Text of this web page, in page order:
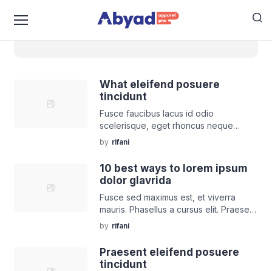
What eleifend posuere
tincidunt
Fusce faucibus lacus id odio
scelerisque, eget rhoncus neque
hendrerit. Nam urna est, consequat a
molestie eu, sagittis id nunc. Nulla at
tempus mi, non euismod mi. Morbi
gravida condime!
by rifani
10 best ways to lorem ipsum
dolor glavrida
Fusce sed maximus est, et viverra
mauris. Phasellus a cursus elit. Praesent
varius sem id felis scelerisque vehicula
Sed sed pharetra velit. Vestibulum
venenatis non venenatis erat.
by rifani
Praesent eleifend posuere
tincidunt